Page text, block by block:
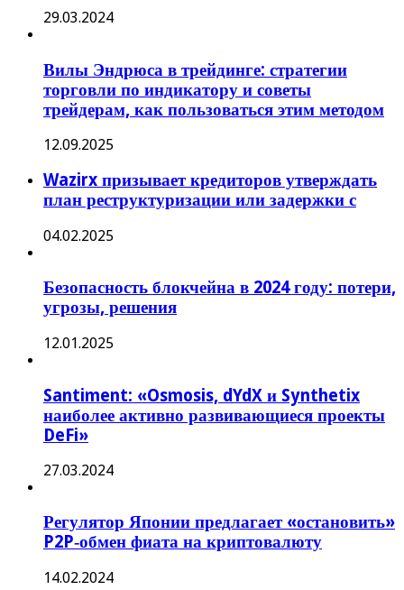
29.03.2024
Вилы Эндрюса в трейдинге: стратегии
торговли по индикатору и советы
трейдерам, как пользоваться этим методом
12.09.2025
Wazirx призывает кредиторов утверждать
план реструктуризации или задержки с
04.02.2025
Безопасность блокчейна в 2024 году: потери,
угрозы, решения
12.01.2025
Santiment: «Osmosis, dYdX и Synthetix
наиболее активно развивающиеся проекты
DeFi»
27.03.2024
Регулятор Японии предлагает «остановить»
P2P‑обмен фиата на криптовалюту
14.02.2024